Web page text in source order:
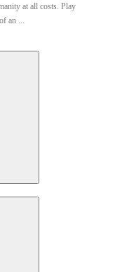
at all costs. Play
an ...